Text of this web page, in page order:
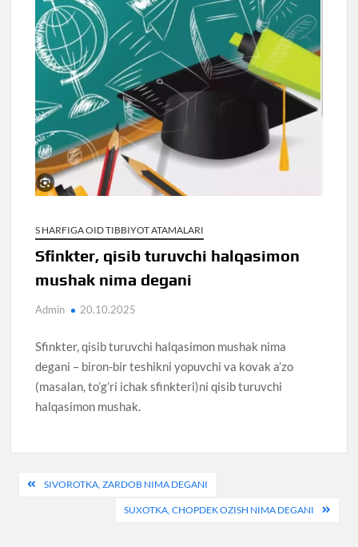
S HARFIGA OID TIBBIYOT ATAMALARI
Sfinkter, qisib turuvchi halqasimon
mushak nima degani
Admin 20.10.2025
Sfinkter, qisib turuvchi halqasimon mushak nima
degani – biron-bir teshikni yopuvchi va kovak a’zo
(masalan, to’g’ri ichak sfinkteri)ni qisib turuvchi
halqasimon mushak.
PostSIVOROTKA, ZARDOB NIMA DEGANI
SUXOTKA, CHOPDEK OZISH NIMA DEGANI